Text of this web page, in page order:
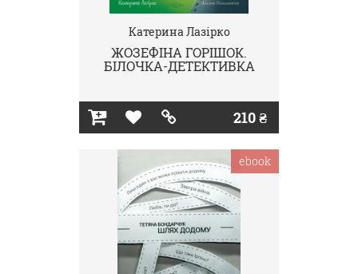
Катерина Лазірко
ЖОЗЕФІНА ГОРІШОК.
БІЛОЧКА-ДЕТЕКТИВКА
210 ₴
ebook